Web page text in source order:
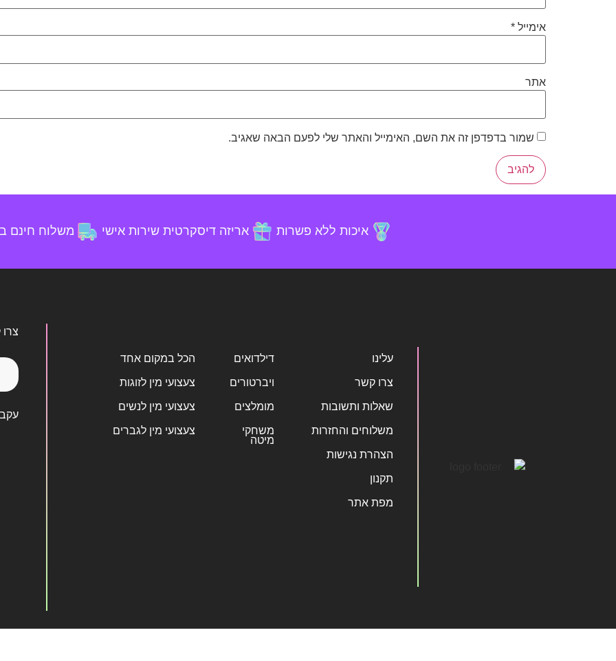
אימייל *
אתר
שמור בדפדפן זה את השם, האימייל והאתר שלי לפעם הבאה שאגיב.
איכות ללא פשרות אריזה דיסקרטית שירות אישי משלוח חינם
עלינו
צרו קשר
שאלות ותשובות
משלוחים והחזרות
הצהרת נגישות
תקנון
מפת אתר
דילדואים
ויברטורים
מומלצים
משחקי
מיטה
הכל במקום אחד
צעצועי מין לזוגות
צעצועי מין לנשים
צעצועי מין לגברים